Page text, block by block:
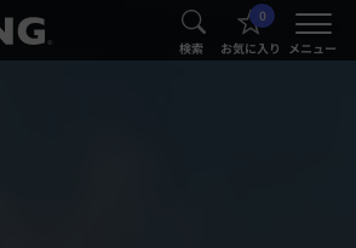
® 検索
0
お気に入り メニュー
®